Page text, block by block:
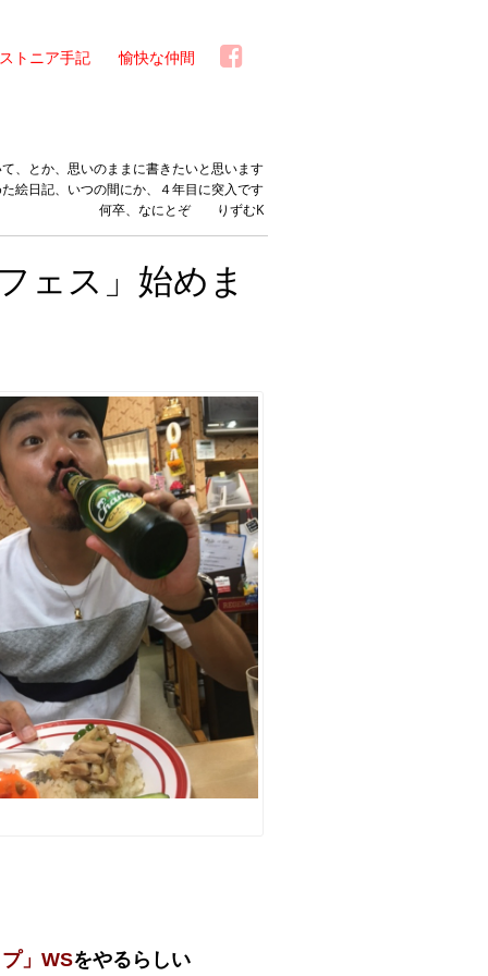
トニア手記 愉快な仲間
、とか、思いのままに書きたいと思います
絵日記、いつの間にか、４年目に突入です
何卒、なにとぞ りずむK
ェス」始めま
」WSをやるらしい